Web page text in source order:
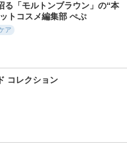
る「モルトンブラウン」の“本
トコスメ編集部 ぺぷ
ア
コレクション